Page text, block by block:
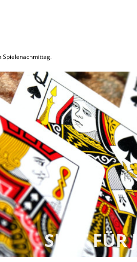
Spielenachmittag.
SKAT FÜR